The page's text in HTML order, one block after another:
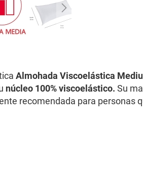
Almohada Viscoelástica
núcleo 100% viscoelástico. Su
recomendada para personas